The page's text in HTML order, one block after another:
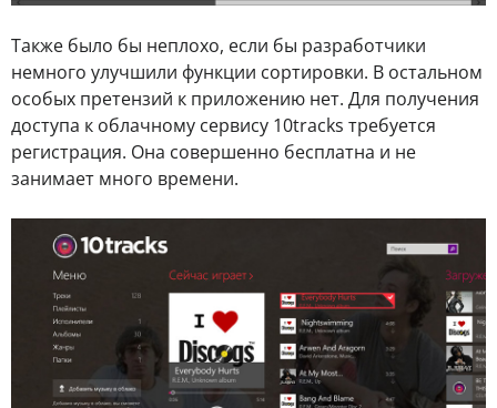
Также было бы неплохо, если бы разработчики
немного улучшили функции сортировки. В остальном
особых претензий к приложению нет. Для получения
доступа к облачному сервису 10tracks требуется
регистрация. Она совершенно бесплатна и не
занимает много времени.